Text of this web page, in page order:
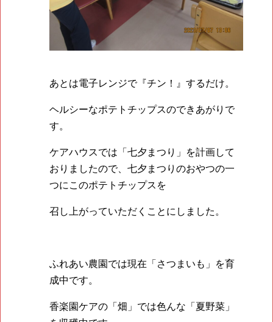
あとは電子レンジで『チン！』するだけ。
ヘルシーなポテトチップスのできあがりで
す。
ケアハウスでは「七夕まつり」を計画して
おりましたので、七夕まつりのおやつの一
つにこのポテトチップスを
召し上がっていただくことにしました。
ふれあい農園では現在「さつまいも」を育
成中です。
香楽園ケアの「畑」では色んな「夏野菜」